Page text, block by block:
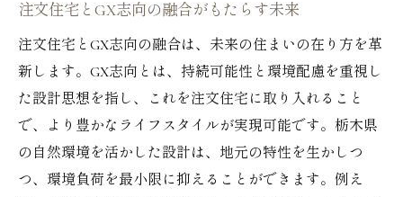
注文住宅とGX志向の融合がもたらす未来
注文住宅とGX志向の融合は、未来の住まいの在り方を革
新します。GX志向とは、持続可能性と環境配慮を重視し
た設計思想を指し、これを注文住宅に取り入れること
で、より豊かなライフスタイルが実現可能です。栃木県
の自然環境を活かした設計は、地元の特性を生かしつ
つ、環境負荷を最小限に抑えることができます。例え